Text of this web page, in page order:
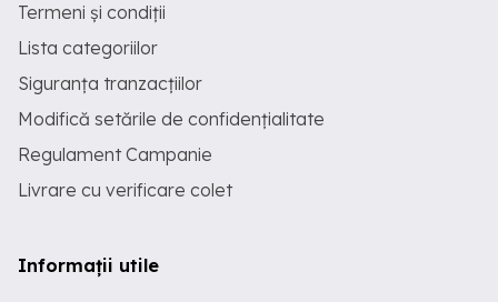
Termeni și condiții
Lista categoriilor
Siguranța tranzacțiilor
Modifică setările de confidențialitate
Regulament Campanie
Livrare cu verificare colet
Informații utile